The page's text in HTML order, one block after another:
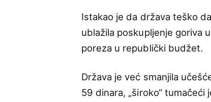
Istakao je da država teško
ublažila poskupljenje goriva
poreza u republički budžet.
Država je već smanjila
59 dinara, „široko“